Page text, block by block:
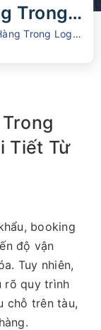
Quy Trình Booking Hàng Trong Logistics Chi Tiết Từ A-Z
Hướng Dẫn Chi Tiết Từ A-Z
Tiết Từ
booking
độ vận
Tuy nhiên,
rõ quy trình
chỗ trên tàu,